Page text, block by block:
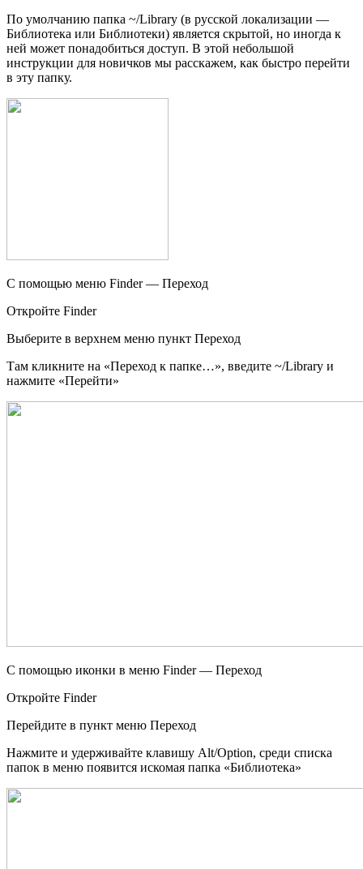
По умолчанию папка ~/Library (в русской локализации —
Библиотека или Библиотеки) является скрытой, но иногда к
ней может понадобиться доступ. В этой небольшой
инструкции для новичков мы расскажем, как быстро перейти
в эту папку.
С помощью меню Finder — Переход
Откройте Finder
Выберите в верхнем меню пункт Переход
Там кликните на «Переход к папке…», введите ~/Library и
нажмите «Перейти»
С помощью иконки в меню Finder — Переход
Откройте Finder
Перейдите в пункт меню Переход
Нажмите и удерживайте клавишу Alt/Option, среди списка
папок в меню появится искомая папка «Библиотека»